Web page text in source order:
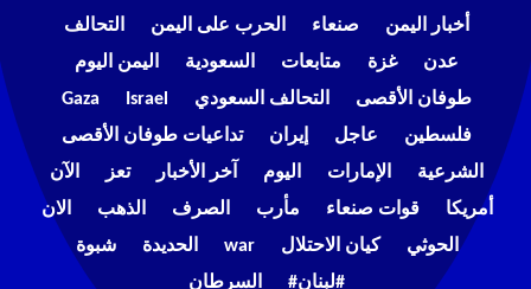
أخبار اليمن
صنعاء الحرب على اليمن
التحالف
عدن
غزة متابعات السعودية
اليمن اليوم
طوفان الأقصى
التحالف السعودي Israel
Gaza
فلسطين
عاجل إيران
تداعيات طوفان الأقصى
الشرعية
الإمارات اليوم آخر الأخبار تعز
الآن
أمريكا
قوات صنعاء مأرب الصرف الذهب
الان
الحوثي
كيان الاحتلال war الحديدة
شبوة
#لبنان#
السرطان